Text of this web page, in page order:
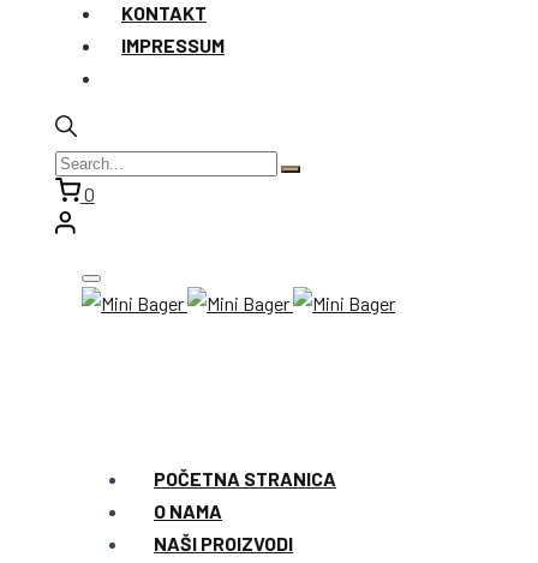
KONTAKT
IMPRESSUM
0
POČETNA STRANICA
O NAMA
NAŠI PROIZVODI